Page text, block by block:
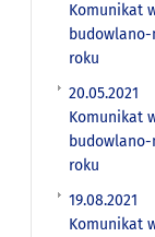
Komunikat
roku
20.05.2021
Komunikat
roku
19.08.2021
Komunikat